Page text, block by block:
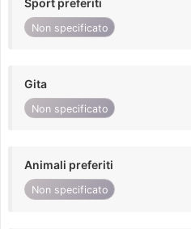
Non specificato
Gita
Non specificato
Animali preferiti
Non specificato